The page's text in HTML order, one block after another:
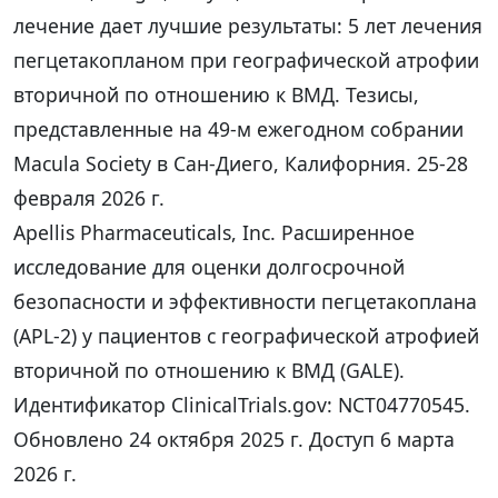
лечение дает лучшие результаты: 5 лет лечения
пегцетакопланом при географической атрофии
вторичной по отношению к ВМД. Тезисы,
представленные на 49-м ежегодном собрании
Macula Society в Сан-Диего, Калифорния. 25-28
февраля 2026 г.
Apellis Pharmaceuticals, Inc. Расширенное
исследование для оценки долгосрочной
безопасности и эффективности пегцетакоплана
(APL-2) у пациентов с географической атрофией
вторичной по отношению к ВМД (GALE).
Идентификатор ClinicalTrials.gov: NCT04770545.
Обновлено 24 октября 2025 г. Доступ 6 марта
2026 г.